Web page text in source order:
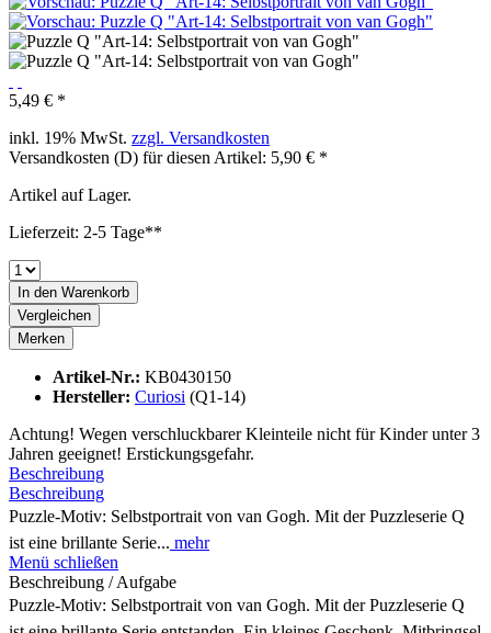
5,49 € *
inkl. 19% MwSt. zzgl. Versandkosten
Versandkosten (D) für diesen Artikel: 5,90 € *
Artikel auf Lager.
Lieferzeit: 2-5 Tage**
In den Warenkorb
Vergleichen
Merken
Artikel-Nr.: KB0430150
Hersteller: Curiosi (Q1-14)
Achtung! Wegen verschluckbarer Kleinteile nicht für Kinder unter 3
Jahren geeignet! Erstickungsgefahr.
Beschreibung
Beschreibung
Puzzle-Motiv: Selbstportrait von van Gogh. Mit der Puzzleserie Q
ist eine brillante Serie... mehr
Menü schließen
Beschreibung / Aufgabe
Puzzle-Motiv: Selbstportrait von van Gogh. Mit der Puzzleserie Q